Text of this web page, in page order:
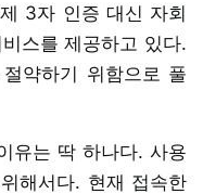
3자 인증 대신 자회
스를 제공하고 있다.
약하기 위함으로 풀
유는 딱 하나다. 사용
해서다. 현재 접속한